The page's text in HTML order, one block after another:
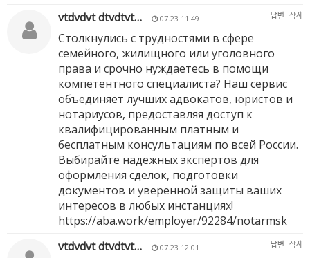
vtdvdvt dtvdtvt…
07.23 11:49 답변 삭제
Столкнулись с трудностями в сфере
семейного, жилищного или уголовного
права и срочно нуждаетесь в помощи
компетентного специалиста? Наш сервис
объединяет лучших адвокатов, юристов и
нотариусов, предоставляя доступ к
квалифицированным платным и
бесплатным консультациям по всей России.
Выбирайте надежных экспертов для
оформления сделок, подготовки
документов и уверенной защиты ваших
интересов в любых инстанциях!
https://aba.work/employer/92284/notarmsk
vtdvdvt dtvdtvt…
07.23 12:01 답변 삭제